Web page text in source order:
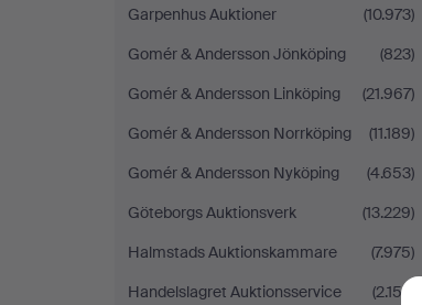
Garpenhus Auktioner
(10.973)
Gomér & Andersson Jönköping
(823)
Gomér & Andersson Linköping
(21.967)
Gomér & Andersson Norrköping
(11.189)
Gomér & Andersson Nyköping
(4.653)
Göteborgs Auktionsverk
(13.229)
Halmstads Auktionskammare
(7.975)
Handelslagret Auktionsservice
(2.153)